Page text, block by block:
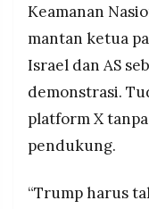
Keamanan
mantan ketua
Israel dan AS
demonstrasi.
platform X
pendukung.
“Trump harus